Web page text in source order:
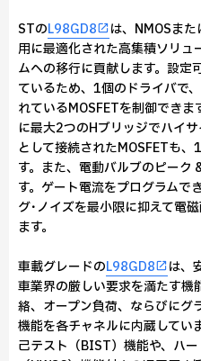
STのL98GD8
は、NMOSま
用に最適化された高集積ソリ
ムへの移行に貢献します。設定
ているため、1個のドライバで
れているMOSFETを制御でき
に最大2つのHブリッジでハイ
として接続されたMOSFETも
す。また、電動バルブのピーク
す。ゲート電流をプログラムで
グ･ノイズを最小限に抑えて電
ます。
車載グレードのL98GD8
は、
車業界の厳しい要求を満たす機
絡、オープン負荷、ならびにグ
機能を各チャネルに内蔵してい
己テスト（BIST）機能や、ハ